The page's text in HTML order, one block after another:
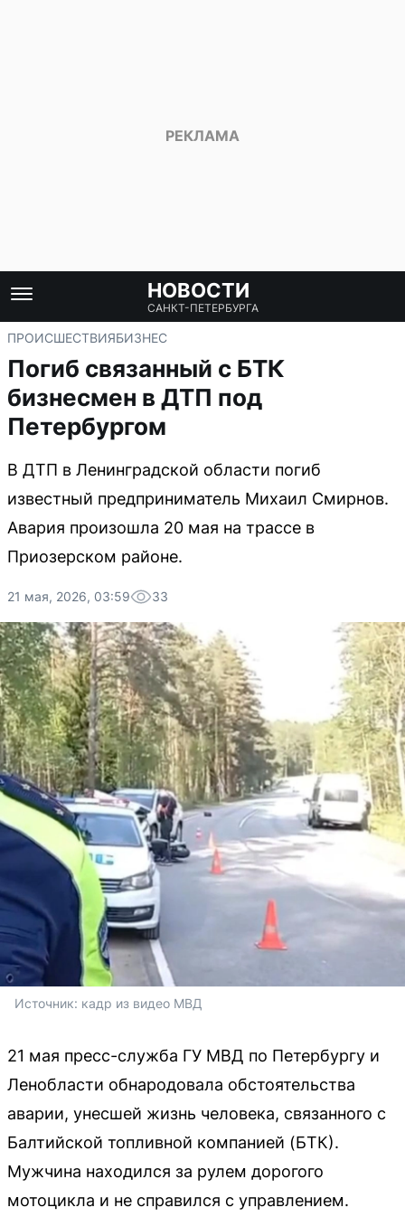
НОВОСТИ
САНКТ-ПЕТЕРБУРГА
ПРОИСШЕСТВИЯБИЗНЕС
Погиб связанный с БТК
бизнесмен в ДТП под
Петербургом
В ДТП в Ленинградской области погиб
известный предприниматель Михаил Смирнов.
Авария произошла 20 мая на трассе в
Приозерском районе.
21 мая, 2026, 03:59 33
Источник: кадр из видео МВД
21 мая пресс-служба ГУ МВД по Петербургу и
Ленобласти обнародовала обстоятельства
аварии, унесшей жизнь человека, связанного с
Балтийской топливной компанией (БТК).
Мужчина находился за рулем дорогого
мотоцикла и не справился с управлением.